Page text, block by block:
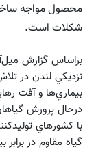
محصول مواجه
شکلات است.
براساس گزارش
نزديكي لندن در
درحال پرورش
با كشورهاي
گياه مقاوم در